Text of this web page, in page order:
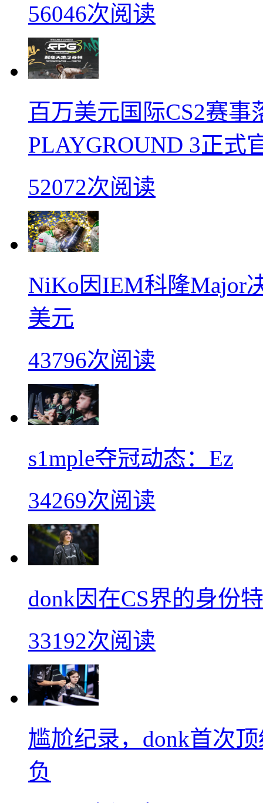
56046次阅读
百万美元国际CS2赛事
PLAYGROUND 3正式
52072次阅读
NiKo因IEM科隆Major
美元
43796次阅读
s1mple夺冠动态：Ez
34269次阅读
donk因在CS界的身份
33192次阅读
尴尬纪录，donk首次
负